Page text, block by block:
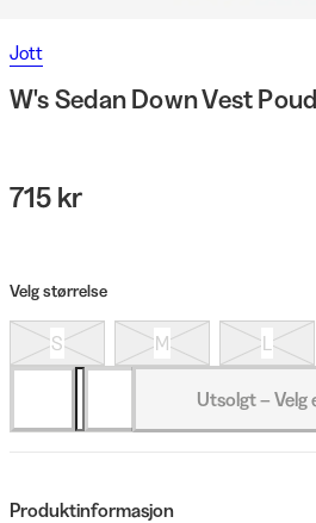
Jott
W's Sedan Down Vest
715 kr
Velg størrelse
S M L
Utsolgt – Velg
Produktinformasjon